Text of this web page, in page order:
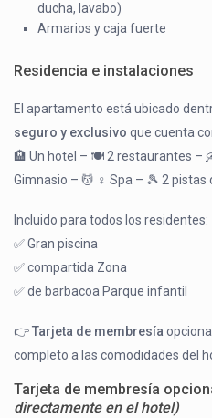
ducha, lavabo)
Armarios y caja fuerte
Residencia e instalaciones
El apartamento está ubicado
seguro y exclusivo que cuenta
🏨 Un hotel – 🍽️ 2 restaurantes –
Gimnasio – 💆 ♀️ Spa – 🎾 2 pistas
Incluido para todos los residentes:
✅ Gran piscina
✅ compartida Zona
✅ de barbacoa Parque infantil
👉Tarjeta de membresía
completo a las comodidades del
Tarjeta de membresía
directamente en el hotel)